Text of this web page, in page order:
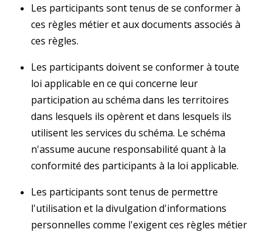
Les participants sont tenus de se conformer à
ces règles métier et aux documents associés à
ces règles.
Les participants doivent se conformer à toute
loi applicable en ce qui concerne leur
participation au schéma dans les territoires
dans lesquels ils opèrent et dans lesquels ils
utilisent les services du schéma. Le schéma
n'assume aucune responsabilité quant à la
conformité des participants à la loi applicable.
Les participants sont tenus de permettre
l'utilisation et la divulgation d'informations
personnelles comme l'exigent ces règles métier